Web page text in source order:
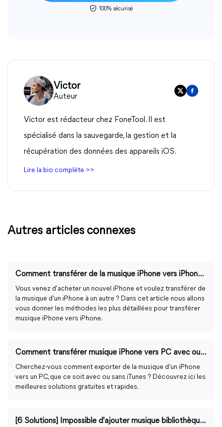
100% sécurisé
Victor
Auteur
Victor est rédacteur chez FoneTool. Il est
spécialisé dans la sauvegarde, la gestion et la
récupération des données des appareils iOS.
Lire la bio complète >>
Autres articles connexes
Comment transférer de la musique iPhone vers iPhone ? [5 Méthodes]
Vous venez d'acheter un nouvel iPhone et voulez transférer de
la musique d'un iPhone à un autre ? Dans cet article nous allons
vous donner les méthodes les plus détaillées pour transférer
musique iPhone vers iPhone.
Comment transférer musique iPhone vers PC avec ou sans iTunes
Cherchez-vous comment exporter de la musique d’un iPhone
vers un PC, que ce soit avec ou sans iTunes ? Découvrez ici les
meilleures solutions gratuites et rapides.
[6 Solutions] Impossible d'ajouter musique bibliothèque iTunes sur iPhone